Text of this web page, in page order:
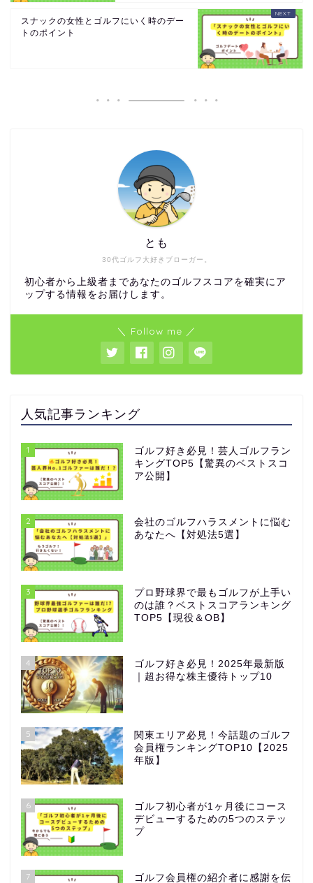
スナックの女性とゴルフにいく時のデー
トのポイント
30代ゴルフ大好きブローガー。
とも
初心者から上級者まであなたのゴルフスコアを確実にア
ップする情報をお届けします。
＼ Follow me ／
人気記事ランキング
1
ゴルフ好き必見！芸人ゴルフラン
キングTOP5【驚異のベストスコ
ア公開】
2
会社のゴルフハラスメントに悩む
あなたへ【対処法5選】
3
プロ野球界で最もゴルフが上手い
のは誰？ベストスコアランキング
TOP5【現役＆OB】
4
ゴルフ好き必見！2025年最新版
｜超お得な株主優待トップ10
5
関東エリア必見！今話題のゴルフ
会員権ランキングTOP10【2025
年版】
6
ゴルフ初心者が1ヶ月後にコース
デビューするための5つのステッ
プ
7
ゴルフ会員権の紹介者に感謝を伝